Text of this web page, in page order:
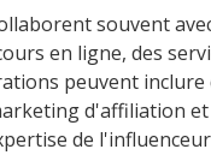
souvent
en ligne, des
peuvent inclure
d'affiliation
de